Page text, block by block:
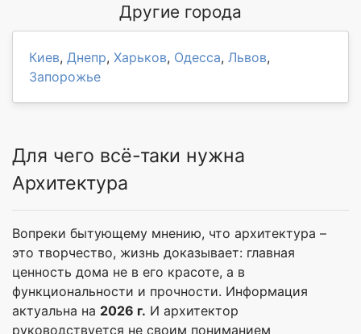
Другие города
Киев, Днепр, Харьков, Одесса, Львов,
Запорожье
Для чего всё-таки нужна
Архитектура
Вопреки бытующему мнению, что архитектура –
это творчество, жизнь доказывает: главная
ценность дома не в его красоте, а в
функциональности и прочности. Информация
актуальна на 2026 г. И архитектор
руководствуется не своим пониманием